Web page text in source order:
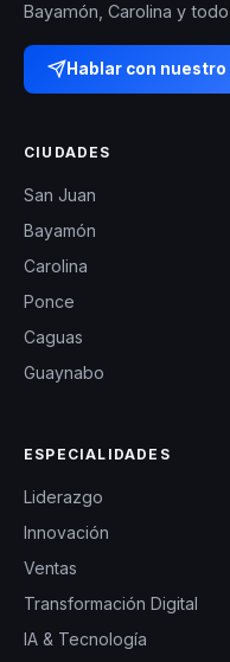
Bayamón, Carolina y
Hablar con
CIUDADES
San Juan
Bayamón
Carolina
Ponce
Caguas
Guaynabo
ESPECIALIDADES
Liderazgo
Innovación
Ventas
Transformación Digital
IA & Tecnología